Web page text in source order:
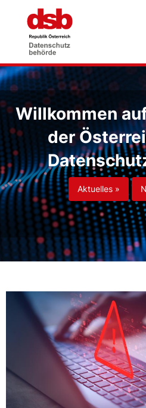
Willkommen
der
Aktuelles »